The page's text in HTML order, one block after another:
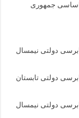
اساسی جمهوری
دولتی نیمسال
دولتی تابستان
دولتی نیمسال